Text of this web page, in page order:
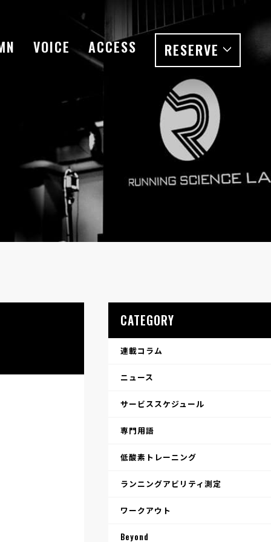
VOICE ACCESS RESERVE
CATEGORY
連載コラム
ニュース
サービススケジュール
専門用語
低酸素トレーニング
ランニングアビリティ測定
ワークアウト
Beyond